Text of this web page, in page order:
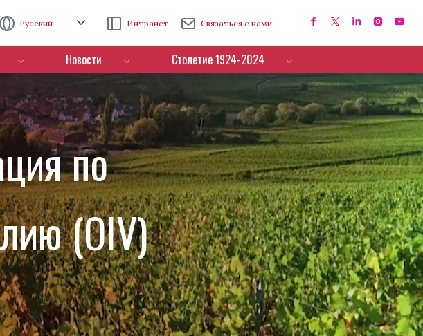
Русский Интранет Связаться с нами
Новости Столетие 1924-2024
по
(OIV)